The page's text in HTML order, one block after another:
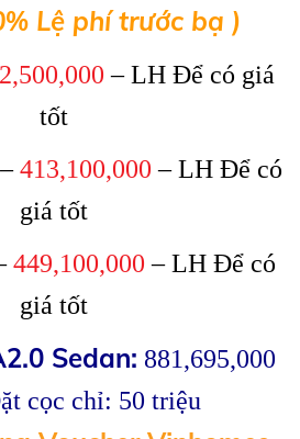
Lệ phí trước bạ )
– LH Để có giá
tốt
413,100,000 – LH Để có
giá tốt
449,100,000 – LH Để có
giá tốt
Sedan: 881,695,000
cọc chỉ: 50 triệu